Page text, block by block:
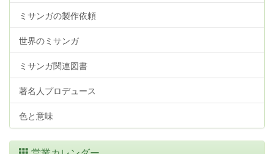
ミサンガの製作依頼
世界のミサンガ
ミサンガ関連図書
著名人プロデュース
色と意味